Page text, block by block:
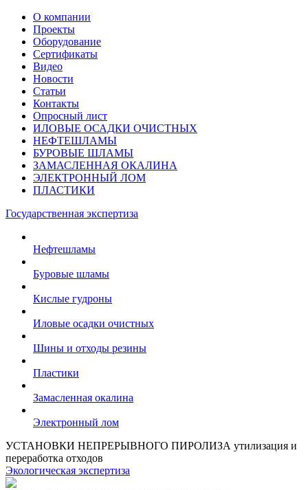
О компании
Проекты
Оборудование
Сертификаты
Видео
Новости
Статьи
Контакты
Опросный лист
ИЛОВЫЕ ОСАДКИ ОЧИСТНЫХ
НЕФТЕШЛАМЫ
БУРОВЫЕ ШЛАМЫ
ЗАМАСЛЕННАЯ ОКАЛИНА
ЭЛЕКТРОННЫЙ ЛОМ
ПЛАСТИКИ
Государственная экспертиза
Нефтешламы
Буровые шламы
Кислые гудроны
Иловые осадки очистных
Шины и отходы резины
Пластики
Замасленная окалина
Электронный лом
УСТАНОВКИ НЕПРЕРЫВНОГО ПИРОЛИЗА утилизация и
переработка отходов
Экологическая экспертиза